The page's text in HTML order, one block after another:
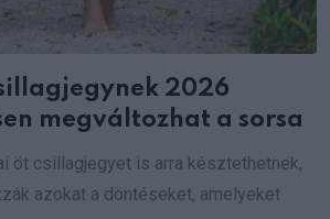
2026
megváltozhat a sorsa
öt csillagjegyet is arra késztethetnek,
azokat a döntéseket, amelyeket